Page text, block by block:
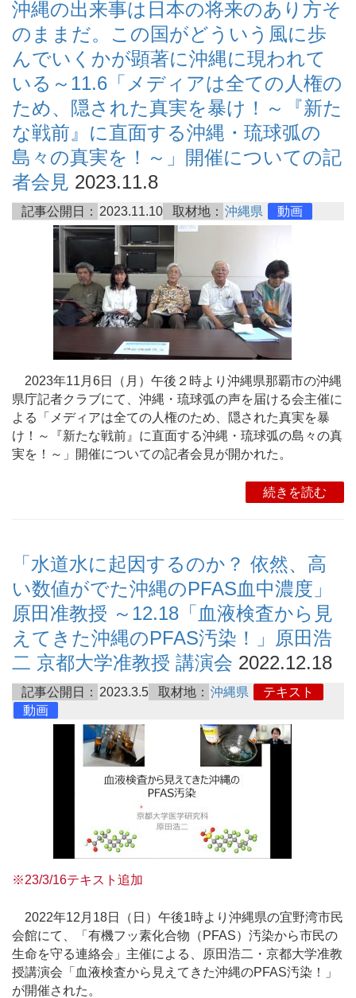
沖縄の出来事は日本の将来のあり方そ
のままだ。この国がどういう風に歩
んでいくかが顕著に沖縄に現われて
いる～11.6「メディアは全ての人権の
ため、隠された真実を暴け！～『新た
な戦前』に直面する沖縄・琉球弧の
島々の真実を！～」開催についての記
者会見 2023.11.8
記事公開日： 2023.11.10 取材地： 沖縄県 動画
2023年11月6日（月）午後２時より沖縄県那覇市の沖縄
県庁記者クラブにて、沖縄・琉球弧の声を届ける会主催に
よる「メディアは全ての人権のため、隠された真実を暴
け！～『新たな戦前』に直面する沖縄・琉球弧の島々の真
実を！～」開催についての記者会見が開かれた。
続きを読む
「水道水に起因するのか？ 依然、高
い数値がでた沖縄のPFAS血中濃度」
原田准教授 ～12.18「血液検査から見
えてきた沖縄のPFAS汚染！」原田浩
二 京都大学准教授 講演会 2022.12.18
記事公開日： 2023.3.5 取材地： 沖縄県
テキスト
動画
※23/3/16テキスト追加
2022年12月18日（日）午後1時より沖縄県の宜野湾市民
会館にて、「有機フッ素化合物（PFAS）汚染から市民の
生命を守る連絡会」主催による、原田浩二・京都大学准教
授講演会「血液検査から見えてきた沖縄のPFAS汚染！」
が開催された。